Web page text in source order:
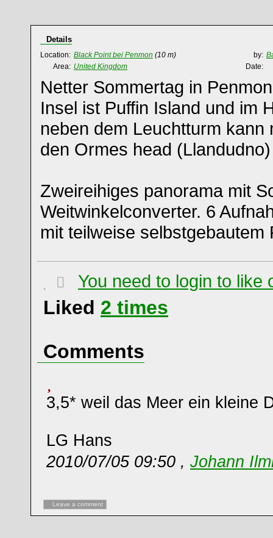
Details
Location: Black Point bei Penmon (10 m) by:
Area: United Kingdom Date:
Netter Sommertag in
Insel ist Puffin Island und im
neben dem Leuchtturm kann
den Ormes head
Zweireihiges panorama mit
Weitwinkelconverter. 6
mit teilweise selbstgebautem
You need to login to like
Liked 2 times
Comments
3,5* weil das Meer ein kleine
LG Hans
2010/07/05 09:50 , Johann
Leave a comment